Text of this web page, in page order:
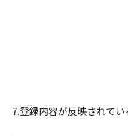
7.登録内容が反映されて